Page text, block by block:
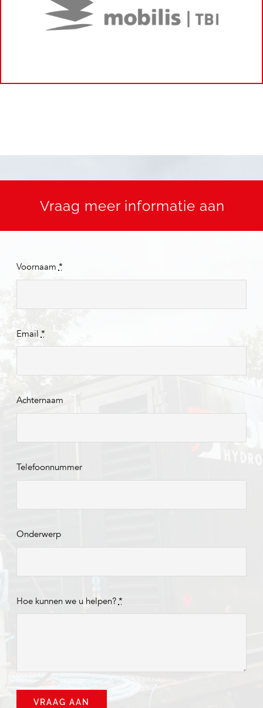
Vraag meer informatie aan
Voornaam *
Email *
Achternaam
Telefoonnummer
Onderwerp
Hoe kunnen we u helpen? *
VRAAG AAN